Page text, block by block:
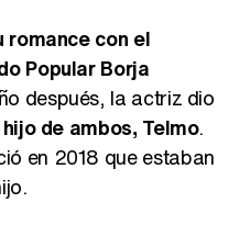
romance con el
Popular Borja
después, la actriz dio
de ambos, Telmo.
en 2018 que estaban